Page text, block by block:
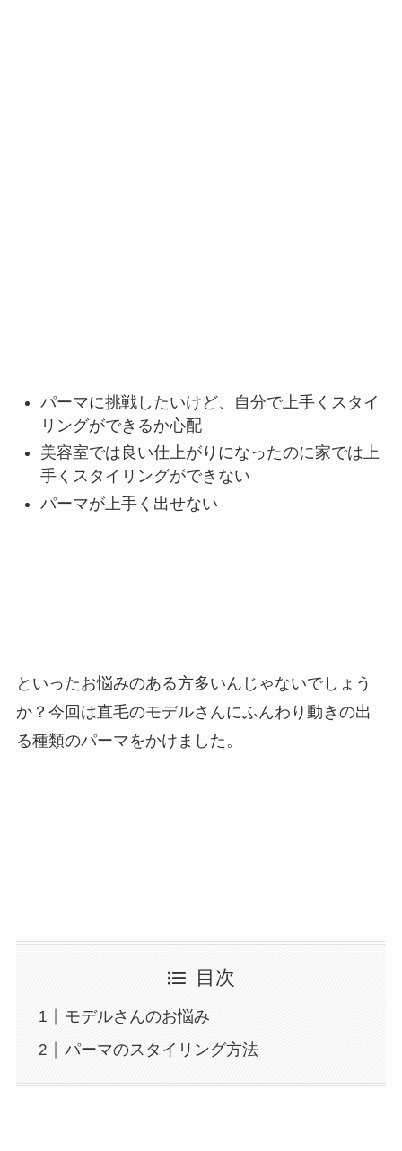
パーマに挑戦したいけど、自分で上手くスタイ
リングができるか心配
美容室では良い仕上がりになったのに家では上
手くスタイリングができない
パーマが上手く出せない
といったお悩みのある方多いんじゃないでしょう
か？今回は直毛のモデルさんにふんわり動きの出
る種類のパーマをかけました。
目次
モデルさんのお悩み
パーマのスタイリング方法